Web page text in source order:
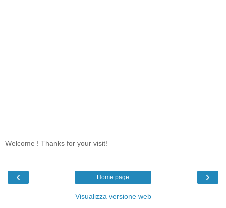
Welcome ! Thanks for your visit!
‹ ›
Home page
Visualizza versione web